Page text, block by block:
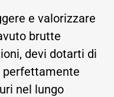
e valorizzare
brutte
devi dotarti di
perfettamente
nel lungo